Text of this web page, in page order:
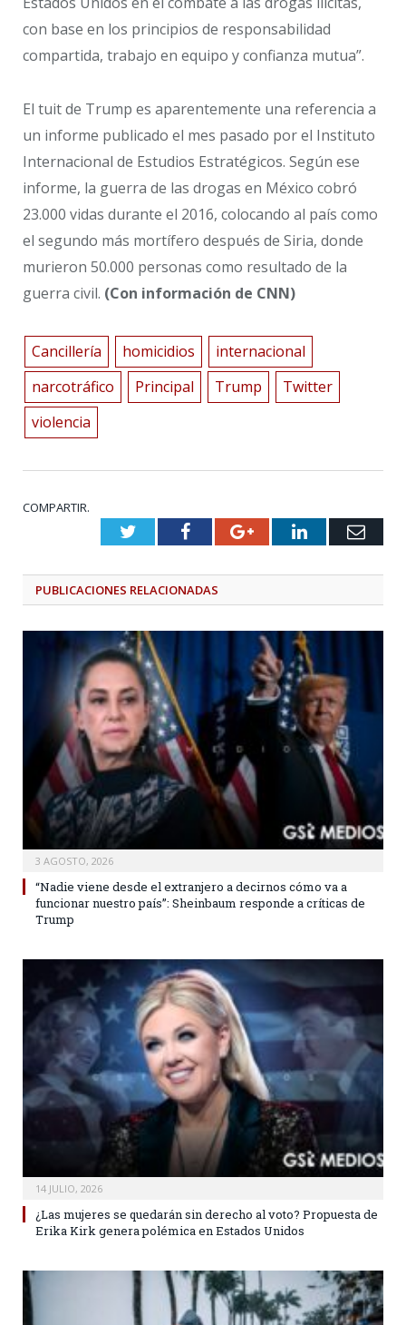
con base en los principios de responsabilidad
compartida, trabajo en equipo y confianza mutua”.
El tuit de Trump es aparentemente una referencia a
un informe publicado el mes pasado por el Instituto
Internacional de Estudios Estratégicos. Según ese
informe, la guerra de las drogas en México cobró
23.000 vidas durante el 2016, colocando al país como
el segundo más mortífero después de Siria, donde
murieron 50.000 personas como resultado de la
guerra civil. (Con información de CNN)
Cancillería homicidios
internacional
narcotráfico
Principal Trump
Twitter
violencia
COMPARTIR.
TwitterFacebookGoogle+LinkedIn
PUBLICACIONES RELACIONADAS
3 AGOSTO, 2026
“Nadie viene desde el extranjero a decirnos cómo va a
funcionar nuestro país”: Sheinbaum responde a críticas de
Trump
14 JULIO, 2026
¿Las mujeres se quedarán sin derecho al voto? Propuesta de
Erika Kirk genera polémica en Estados Unidos